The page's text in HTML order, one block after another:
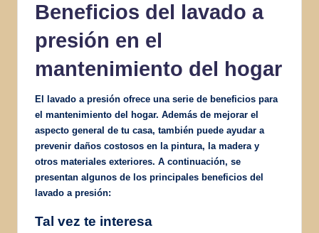
Beneficios del lavado a
presión en el
mantenimiento del hogar
El lavado a presión ofrece una serie de beneficios para
el mantenimiento del hogar. Además de mejorar el
aspecto general de tu casa, también puede ayudar a
prevenir daños costosos en la pintura, la madera y
otros materiales exteriores. A continuación, se
presentan algunos de los principales beneficios del
lavado a presión:
Tal vez te interesa